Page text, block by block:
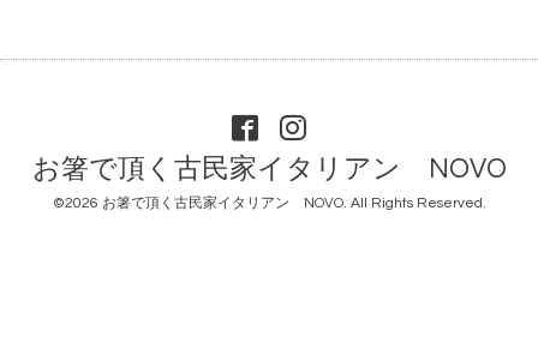
お箸で頂く古民家イタリアン NOVO
©2026 お箸で頂く古民家イタリアン NOVO. All Rights Reserved.